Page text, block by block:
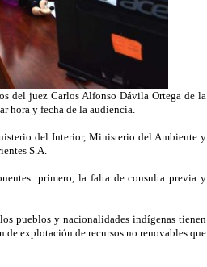
del juez Carlos Alfonso Dávila Ortega de la
hora y fecha de la audiencia.
del Interior, Ministerio del Ambiente y
S.A.
primero, la falta de consulta previa y
pueblos y nacionalidades indígenas tienen
de explotación de recursos no renovables que